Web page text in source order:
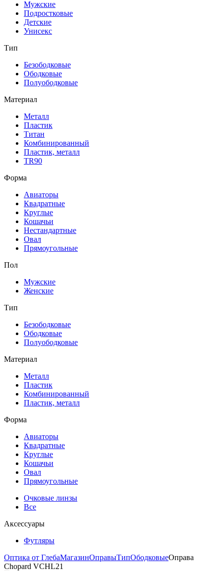
Мужские
Подростковые
Детские
Унисекс
Тип
Безободковые
Ободковые
Полуободковые
Материал
Металл
Пластик
Титан
Комбинированный
Пластик, металл
TR90
Форма
Авиаторы
Квадратные
Круглые
Кошачьи
Нестандартные
Овал
Прямоугольные
Пол
Мужские
Женские
Тип
Безободковые
Ободковые
Полуободковые
Материал
Металл
Пластик
Комбинированный
Пластик, металл
Форма
Авиаторы
Квадратные
Круглые
Кошачьи
Овал
Прямоугольные
Очковые линзы
Все
Аксессуары
Футляры
Оптика от ГлебаМагазинОправыТипОбодковыеОправа
Chopard VCHL21